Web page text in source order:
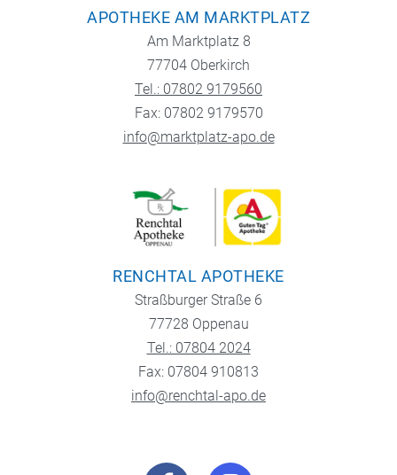
APOTHEKE AM MARKTPLATZ
Am Marktplatz 8
77704 Oberkirch
Tel.: 07802 9179560
Fax: 07802 9179570
info@marktplatz-apo.de
RENCHTAL APOTHEKE
Straßburger Straße 6
77728 Oppenau
Tel.: 07804 2024
Fax: 07804 910813
info@renchtal-apo.de